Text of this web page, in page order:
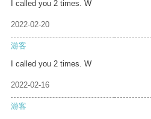
I called you 2 times. W
2022-02-20
游客
I called you 2 times. W
2022-02-16
游客